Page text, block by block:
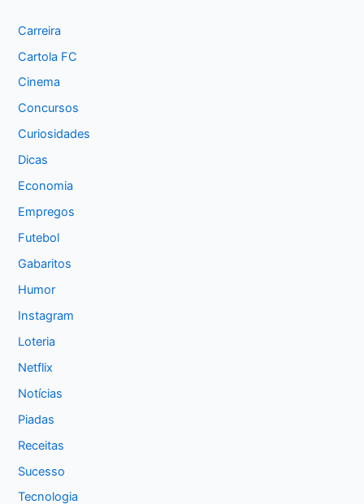
Carreira
Cartola FC
Cinema
Concursos
Curiosidades
Dicas
Economia
Empregos
Futebol
Gabaritos
Humor
Instagram
Loteria
Netflix
Notícias
Piadas
Receitas
Sucesso
Tecnologia